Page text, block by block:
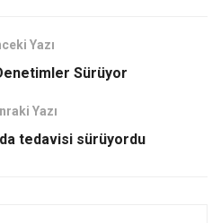
Yazı
Sürüyor
Yazı
tedavisi sürüyordu